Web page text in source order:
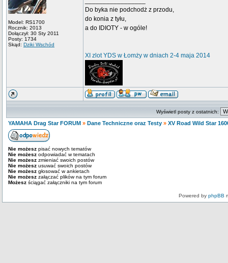
Model: RS1700
Rocznik: 2013
Dołączył: 30 Sty 2011
Posty: 1734
Skąd: Dziki Wschód
Do byka nie podchodż z przodu,
do konia z tyłu,
a do IDIOTY - w ogóle!
XI zlot YDS w Łomży w dniach 2-4 maja 2014
Wyświetl posty z ostatnich:
YAMAHA Drag Star FORUM » Dane Techniczne oraz Testy » XV Road Wild Star
Nie możesz pisać nowych tematów
Nie możesz odpowiadać w tematach
Nie możesz zmieniać swoich postów
Nie możesz usuwać swoich postów
Nie możesz głosować w ankietach
Nie możesz załączać plików na tym forum
Możesz ściągać załączniki na tym forum
Powered by phpBB